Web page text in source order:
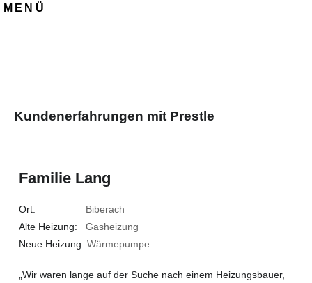
MENÜ
Kundenerfahrungen mit Prestle
Familie Lang
Ort: Biberach
Alte Heizung: Gasheizung
Neue Heizung: Wärmepumpe
„Wir waren lange auf der Suche nach einem Heizungsbauer,